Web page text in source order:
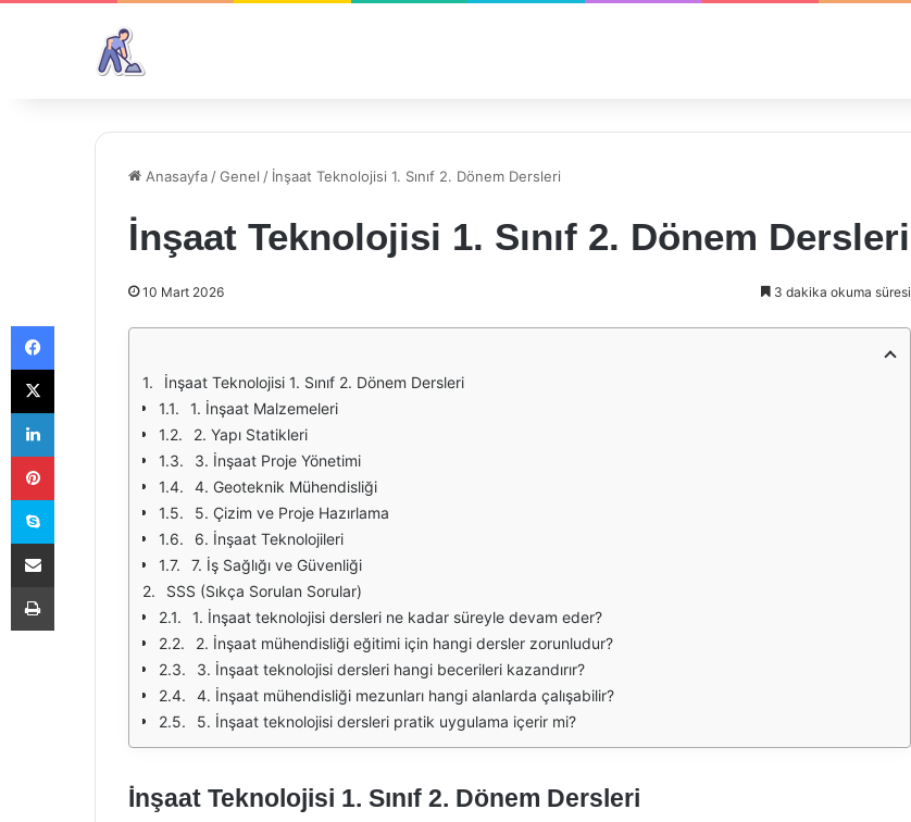
Anasayfa /Genel / İnşaat Teknolojisi 1. Sınıf 2. Dönem Dersleri
İnşaat Teknolojisi 1. Sınıf 2. Dönem Dersleri
10 Mart 2026 3 dakika okuma süresi
İnşaat Teknolojisi 1. Sınıf 2. Dönem Dersleri
1. İnşaat Malzemeleri
2. Yapı Statikleri
3. İnşaat Proje Yönetimi
4. Geoteknik Mühendisliği
5. Çizim ve Proje Hazırlama
6. İnşaat Teknolojileri
7. İş Sağlığı ve Güvenliği
SSS (Sıkça Sorulan Sorular)
1. İnşaat teknolojisi dersleri ne kadar süreyle devam eder?
2. İnşaat mühendisliği eğitimi için hangi dersler zorunludur?
3. İnşaat teknolojisi dersleri hangi becerileri kazandırır?
4. İnşaat mühendisliği mezunları hangi alanlarda çalışabilir?
5. İnşaat teknolojisi dersleri pratik uygulama içerir mi?
İnşaat Teknolojisi 1. Sınıf 2. Dönem Dersleri
Facebook
X
LinkedIn
Pinterest
Skype
E-Posta ile paylaş